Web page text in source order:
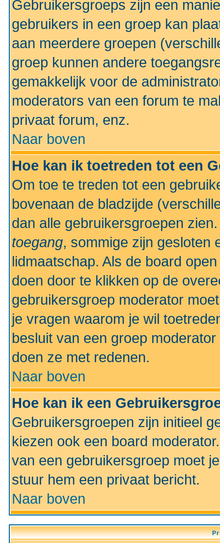
Gebruikersgroeps zijn een
gebruikers in een groep kan
aan meerdere groepen
groep kunnen andere
gemakkelijk voor de
moderators van een forum te
privaat forum, enz.
Naar boven
Hoe kan ik toetreden tot een
Om toe te treden tot een
bovenaan de bladzijde
dan alle gebruikersgroepen
toegang, sommige zijn gesloten
lidmaatschap. Als de board
doen door te klikken op de
gebruikersgroep moderator
je vragen waarom je wil
besluit van een groep
doen ze met redenen.
Naar boven
Hoe kan ik een
Gebruikersgroepen zijn initieel
kiezen ook een board
van een gebruikersgroep moet
stuur hem een privaat bericht.
Naar boven